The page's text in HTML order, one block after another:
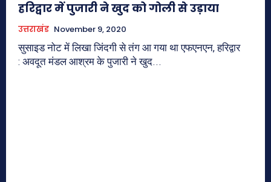
हरिद्वार में पुजारी ने खुद को गोली से उड़ाया
उत्तराखंड November 9, 2020
सुसाइड नोट में लिखा जिंदगी से तंग आ गया था एफएनएन, हरिद्वार
: अवदूत मंडल आश्रम के पुजारी ने खुद...